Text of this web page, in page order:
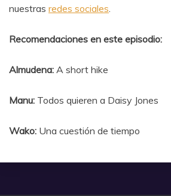
nuestras redes sociales.
Recomendaciones en este episodio:
Almudena: A short hike
Manu: Todos quieren a Daisy Jones
Wako: Una cuestión de tiempo